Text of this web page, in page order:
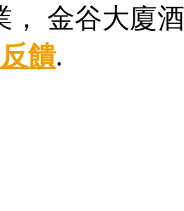
， 金谷大廈
饋.